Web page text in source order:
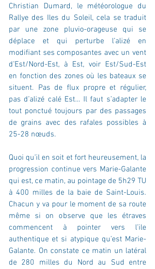
Christian Dumard, le météorologue du
Rallye des Iles du Soleil, cela se traduit
par une zone pluvio-orageuse qui se
déplace et qui perturbe l’alizé en
modifiant ses composantes avec un vent
d’Est/Nord-Est, à Est, voir Est/Sud-Est
en fonction des zones où les bateaux se
situent. Pas de flux propre et régulier,
pas d’alizé calé Est… Il faut s’adapter le
tout ponctué toujours par des passages
de grains avec des rafales possibles à
25-28 nœuds.
Quoi qu’il en soit et fort heureusement, la
progression continue vers Marie-Galante
qui est, ce matin, au pointage de 5h29 TU
à 400 milles de la baie de Saint-Louis.
Chacun y va pour le moment de sa route
même si on observe que les étraves
commencent à pointer vers l’ile
authentique et si atypique qu’est Marie-
Galante. On constate ce matin un latéral
de 280 milles du Nord au Sud entre